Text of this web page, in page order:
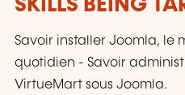
SKILLS BEING
Savoir installer Joomla, le
quotidien - Savoir
VirtueMart sous Joomla.